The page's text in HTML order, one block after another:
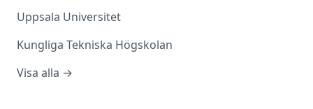
Uppsala Universitet
Kungliga Tekniska Högskolan
Visa alla →